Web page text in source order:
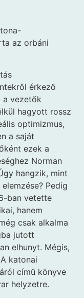
az orbáni
érkező
a vezetők
hagyott rossz
optimizmus,
a saját
ezek a
Norman
hangzik, mint
Pedig
ban vetette
hanem
csak alkalma
jutott
elhunyt. Mégis,
katonai
című könyve
helyzetre.